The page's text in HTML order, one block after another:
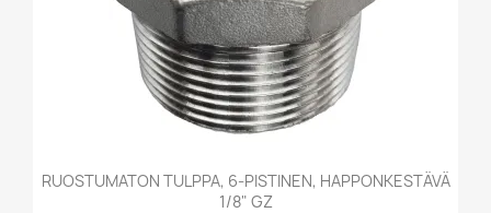
RUOSTUMATON TULPPA, 6-PISTINEN, HAPPONKESTÄVÄ
1/8" GZ